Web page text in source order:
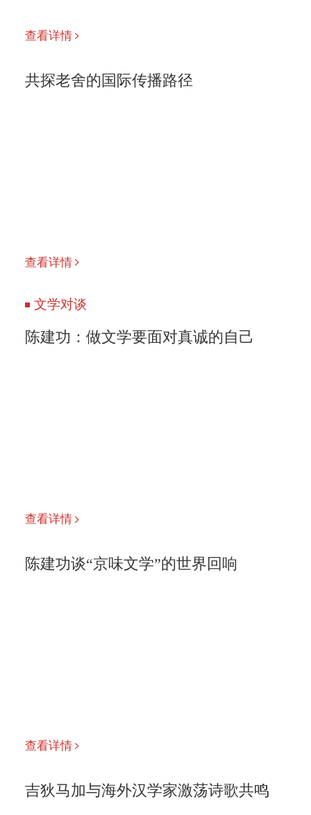
查看详情
共探老舍的国际传播路径
查看详情
文学对谈
陈建功：做文学要面对真诚的自己
查看详情
陈建功谈“京味文学”的世界回响
查看详情
吉狄马加与海外汉学家激荡诗歌共鸣